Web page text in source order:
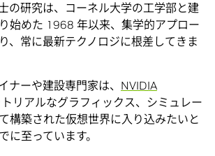
の研究は、コーネル大学の工学部と建
始めた 1968 年以来、集学的アプロー
、常に最新テクノロジに根差してきま
ナーや建設専門家は、 NVIDIA
リアルなグラフィックス、シミュレー
構築された仮想世界に入り込みたいと
に至っています。